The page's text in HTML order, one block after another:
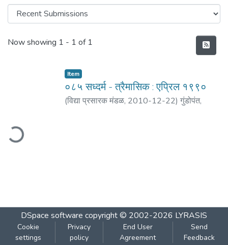
Recent Submissions
Now showing 1 - 1 of 1
Item
०८५ सध्दर्म - त्रैमासिक : एप्रिल १९९०
(विद्या प्रसारक मंडळ, 2010-12-22) गुंडोपंत,
DSpace software copyright © 2002-2026 LYRASIS
Cookie
settings
Privacy
policy
End User
Agreement
Send
Feedback